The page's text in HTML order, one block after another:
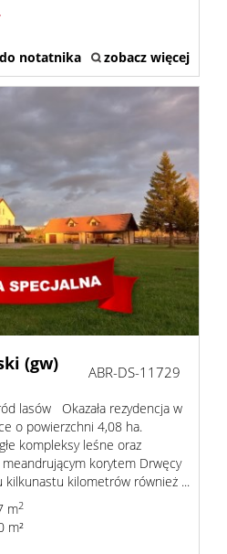
notatnika zobacz więcej
(gw) ABR-DS-11729
lasów Okazała rezydencja w
o powierzchni 4,08 ha.
kompleksy leśne oraz
korytem Drwęcy
kilkunastu kilometrów również ...
m2
m²